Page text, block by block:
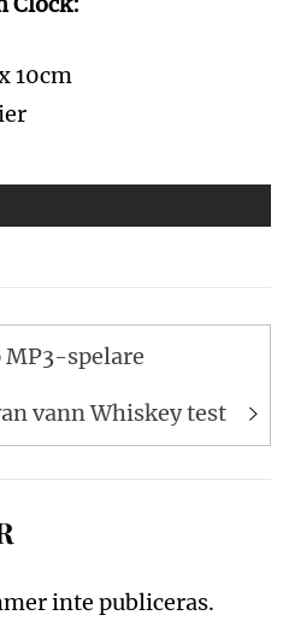
10cm
MP3-spelare
vann Whiskey test
inte publiceras.